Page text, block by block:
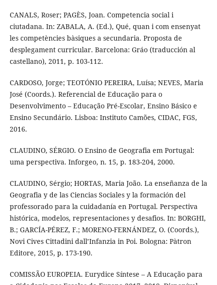
CANALS, Roser; PAGÈS, Joan. Competencia social i
ciutadana. In: ZABALA, A. (Ed.), Qué, quan i com ensenyat
les competències bàsiques a secundaria. Proposta de
desplegament curricular. Barcelona: Gráo (traducción al
castellano), 2011, p. 103-112.
CARDOSO, Jorge; TEOTÓNIO PEREIRA, Luísa; NEVES, Maria
José (Coords.). Referencial de Educação para o
Desenvolvimento – Educação Pré-Escolar, Ensino Básico e
Ensino Secundário. Lisboa: Instituto Camões, CIDAC, FGS,
2016.
CLAUDINO, SÉRGIO. O Ensino de Geografia em Portugal:
uma perspectiva. Inforgeo, n. 15, p. 183-204, 2000.
CLAUDINO, Sérgio; HORTAS, Maria João. La enseñanza de la
Geografia y de las Ciencias Sociales y la formación del
professorado para la cuidadanía en Portugal. Perspectiva
histórica, modelos, representaciones y desafios. In: BORGHI,
B.; GARCÍA-PÉREZ, F.; MORENO-FERNÁNDEZ, O. (Coords.),
Novi Cives Cittadini dall’Infanzia in Poi. Bologna: Pàtron
Editore, 2015, p. 173-190.
COMISSÃO EUROPEIA. Eurydice Síntese – A Educação para